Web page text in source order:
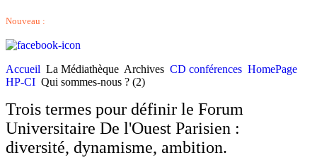
Nouveau :
Accueil La Médiathèque Archives CD conférences HomePage
HP-CI Qui sommes-nous ? (2)
Trois termes pour définir le Forum
Universitaire De l'Ouest Parisien :
diversité, dynamisme, ambition.